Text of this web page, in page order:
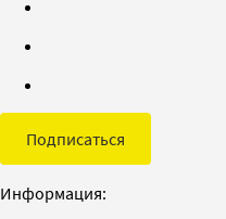
Подписаться
Информация: